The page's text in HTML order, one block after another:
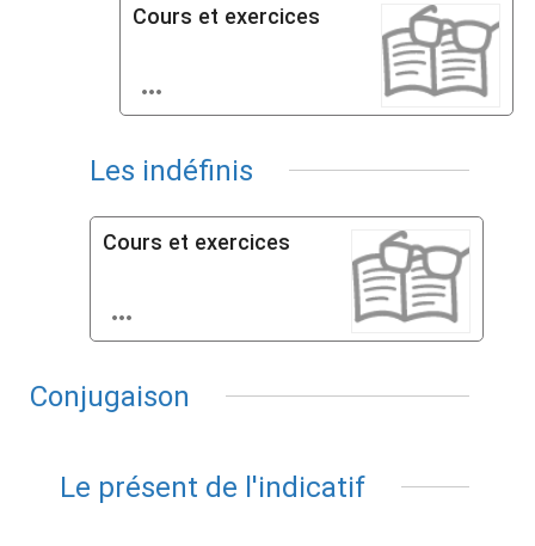
Cours et exercices

Les indéfinis
Cours et exercices

Conjugaison
Le présent de l'indicatif